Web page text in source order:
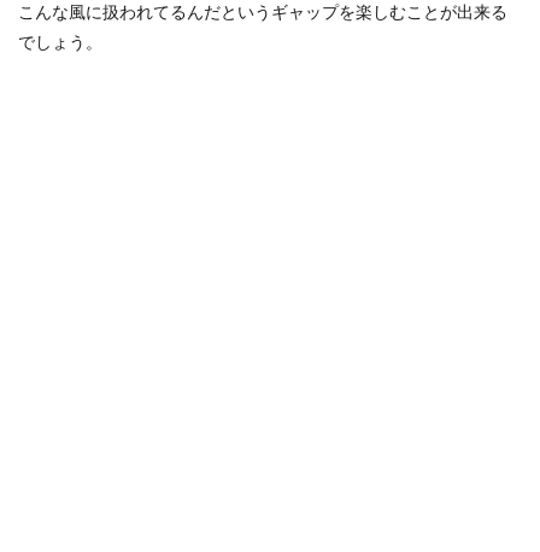
こんな風に扱われてるんだというギャップを楽しむことが出来る
でしょう。